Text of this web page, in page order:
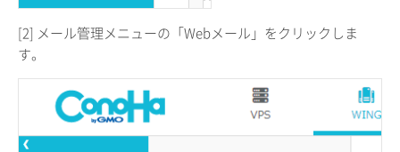
[2] メール管理メニューの「Webメール」をクリックしま
す。